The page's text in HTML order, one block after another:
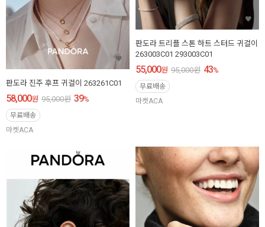
판도라 진주 후프 귀걸이 263261C01
58,000원 95,000원 39%
무료배송
마켓ACA
판도라 트리플 스톤 하트 스터드 귀걸이
263003C01 293003C01
55,000원 95,000원 43%
무료배송
마켓ACA